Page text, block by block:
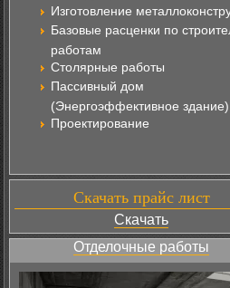
Изготовление
Базовые расценки по
работам
Столярные работы
Пассивный дом
(Энергоэффективное здание)
Проектирование
Скачать прайс лист
Скачать
Отделочные работы